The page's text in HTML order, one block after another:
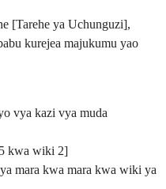
[Tarehe ya Uchunguzi],
kurejea majukumu yao
vya kazi vya muda
kwa wiki 2]
mara kwa mara kwa wiki ya